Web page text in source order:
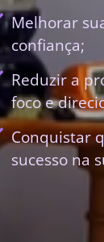
Melhorar
confiança;
Reduzir a
foco e
Conquistar
sucesso na